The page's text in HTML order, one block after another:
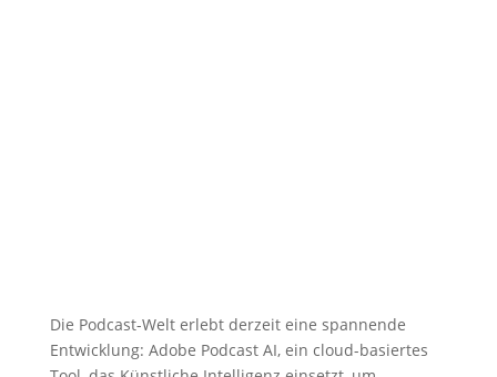
Die Podcast-Welt erlebt derzeit eine spannende
Entwicklung: Adobe Podcast AI, ein cloud-basiertes